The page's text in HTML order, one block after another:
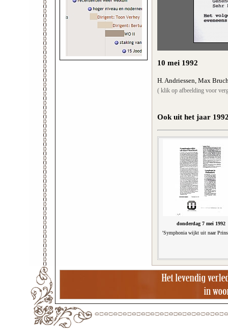
10 mei 1992
H. Andriessen, Max
( klik op afbeelding voor
Ook uit het jaar
donderdag 7 mei 1992
'Symphonia wijkt uit naar